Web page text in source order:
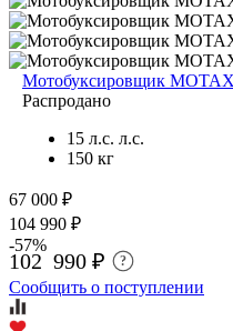
Мотобуксировщик
Распродано
15 л.с. л.с.
150 кг
67 000 ₽
104 990 ₽
-57%
102 990 ₽ ?
Сообщить о поступлении